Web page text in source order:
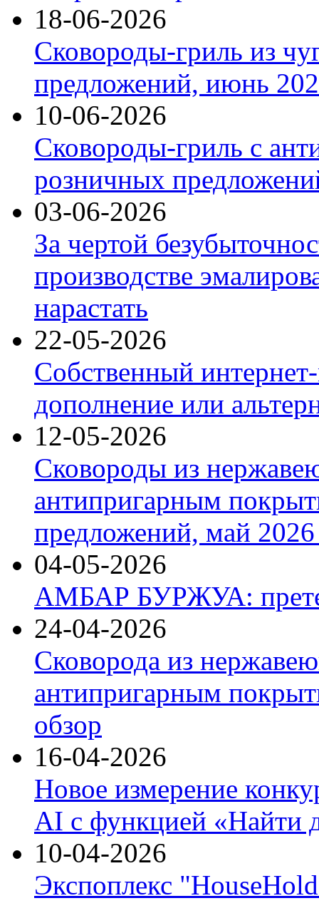
18-06-2026
Сковороды-гриль из
предложений, июнь
10-06-2026
Сковороды-гриль с
розничных
03-06-2026
За чертой
производстве
нарастать
22-05-2026
Собственный
дополнение или
12-05-2026
Сковороды из
антипригарным
предложений, май 2026
04-05-2026
АМБАР БУРЖУА:
24-04-2026
Сковорода из
антипригарным
обзор
16-04-2026
Новое измерение
AI с функцией «Найти
10-04-2026
Экспоплекс